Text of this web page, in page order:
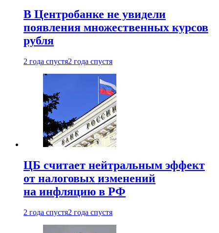
В Центробанке не увидели
появления множественных курсов
рубля
2 года спустя2 года спустя
ЦБ считает нейтральным эффект
от налоговых изменений
на инфляцию в РФ
2 года спустя2 года спустя